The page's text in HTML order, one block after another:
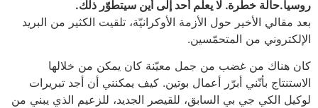
روسيا.حالة خطرة. لا يعلم أحد إلى أين سيتطوّر ذلك.
بعد مقالي الأخير حول الأزمة الأوكرانيّة، تلقيت الكثير من البريد
الإلكتروني من المتحمّسين.
كان هناك من غضب من جمل معيّنة كان يمكن من خلالها
الاستنتاج بأنّني أبرّر أعمال بوتين. كيف يمكنني أن أجد تبريرات
لوكيل الكي جي بي السابق، للقيصر الجديد، للزعيم الذي يبني من